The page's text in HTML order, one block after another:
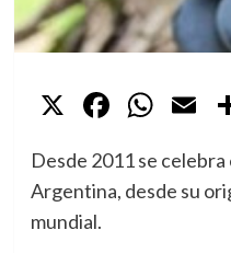
X
Desde 2011 se
Argentina, desde su
mundial.